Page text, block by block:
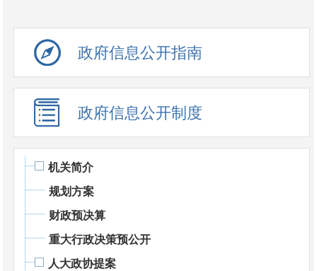
政府信息公开指南
政府信息公开制度
机关简介
规划方案
财政预决算
重大行政决策预公开
人大政协提案